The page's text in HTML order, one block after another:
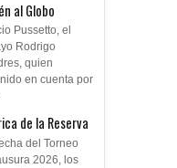
al Globo
Pussetto, el
Rodrigo
quien
en cuenta por
de la Reserva
del Torneo
2026, los